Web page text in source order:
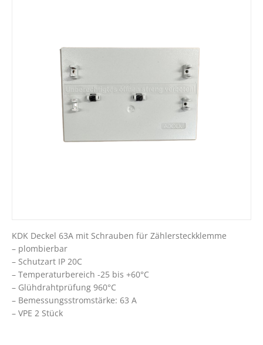
KDK Deckel 63A mit Schrauben für Zählersteckklemme
– plombierbar
– Schutzart IP 20C
– Temperaturbereich -25 bis +60°C
– Glühdrahtprüfung 960°C
– Bemessungsstromstärke: 63 A
– VPE 2 Stück